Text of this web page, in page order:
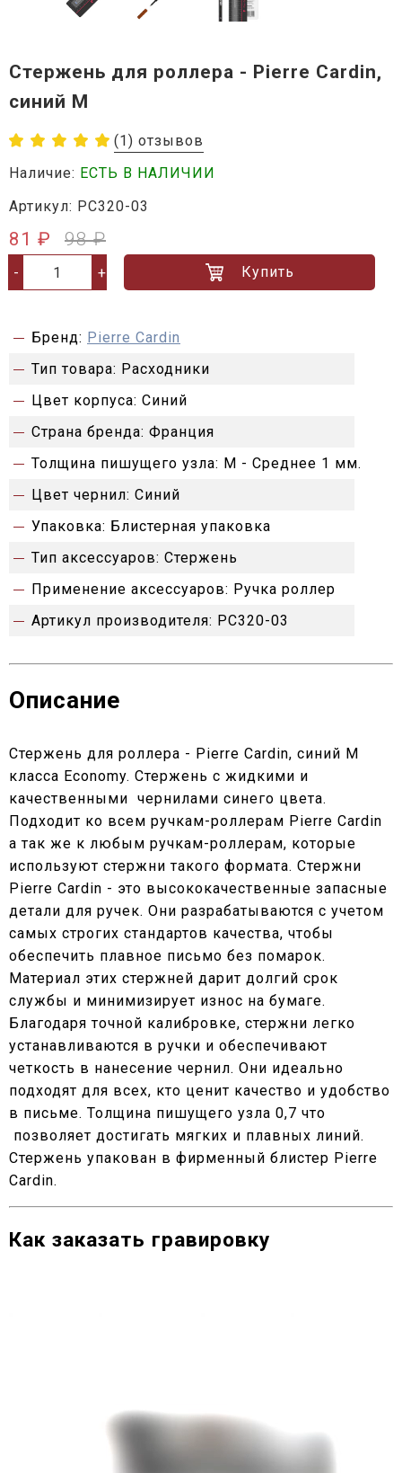
Стержень для роллера - Pierre Cardin,
синий M
(1) отзывов
Наличие: ЕСТЬ В НАЛИЧИИ
Артикул: PC320-03
81 ₽ 98 ₽
- + Купить
Бренд: Pierre Cardin
Тип товара: Расходники
Цвет корпуса: Синий
Страна бренда: Франция
Толщина пишущего узла: M - Среднее 1 мм.
Цвет чернил: Синий
Упаковка: Блистерная упаковка
Тип аксессуаров: Стержень
Применение аксессуаров: Ручка роллер
Артикул производителя: PC320-03
Описание
Стержень для роллера - Pierre Cardin, синий M
класса Economy. Стержень с жидкими и
качественными чернилами синего цвета.
Подходит ко всем ручкам-роллерам Pierre Cardin
а так же к любым ручкам-роллерам, которые
используют стержни такого формата. Стержни
Pierre Cardin - это высококачественные запасные
детали для ручек. Они разрабатываются с учетом
самых строгих стандартов качества, чтобы
обеспечить плавное письмо без помарок.
Материал этих стержней дарит долгий срок
службы и минимизирует износ на бумаге.
Благодаря точной калибровке, стержни легко
устанавливаются в ручки и обеспечивают
четкость в нанесение чернил. Они идеально
подходят для всех, кто ценит качество и удобство
в письме. Толщина пишущего узла 0,7 что
позволяет достигать мягких и плавных линий.
Стержень упакован в фирменный блистер Pierre
Cardin.
Как заказать гравировку